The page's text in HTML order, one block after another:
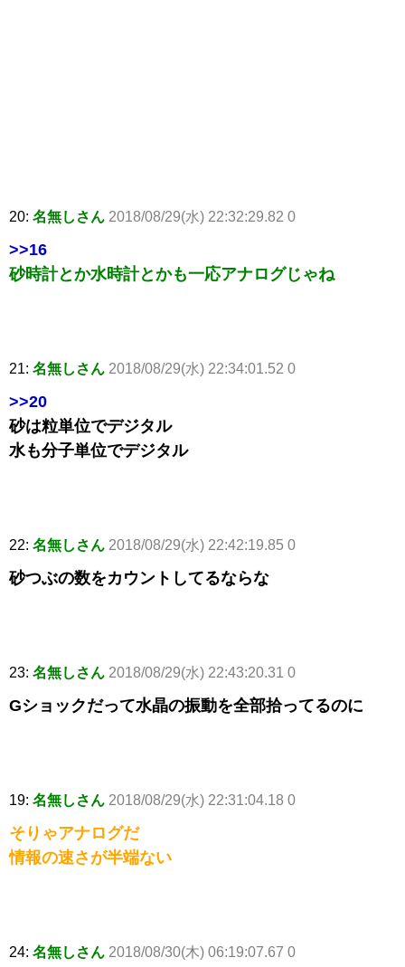
20: 名無しさん 2018/08/29(水) 22:32:29.82 0
>>16
砂時計とか水時計とかも一応アナログじゃね
21: 名無しさん 2018/08/29(水) 22:34:01.52 0
>>20
砂は粒単位でデジタル
水も分子単位でデジタル
22: 名無しさん 2018/08/29(水) 22:42:19.85 0
砂つぶの数をカウントしてるならな
23: 名無しさん 2018/08/29(水) 22:43:20.31 0
Gショックだって水晶の振動を全部拾ってるのに
19: 名無しさん 2018/08/29(水) 22:31:04.18 0
そりゃアナログだ
情報の速さが半端ない
24: 名無しさん 2018/08/30(木) 06:19:07.67 0